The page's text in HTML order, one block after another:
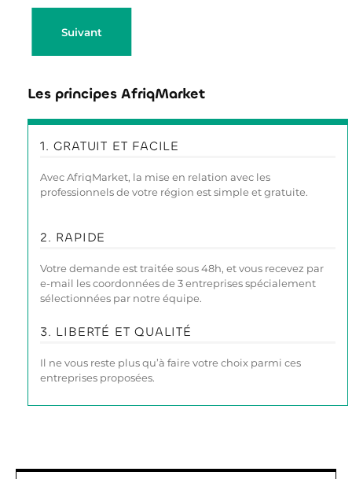
Suivant
Les principes AfriqMarket
1. GRATUIT ET FACILE
Avec AfriqMarket, la mise en relation avec les
professionnels de votre région est simple et gratuite.
2. RAPIDE
Votre demande est traitée sous 48h, et vous recevez par
e-mail les coordonnées de 3 entreprises spécialement
sélectionnées par notre équipe.
3. LIBERTÉ ET QUALITÉ
Il ne vous reste plus qu’à faire votre choix parmi ces
entreprises proposées.